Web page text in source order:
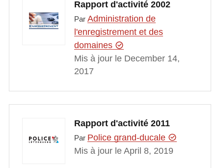
Rapport d'activité 2002
Par Administration de
l'enregistrement et des
domaines
Mis à jour le December 14,
2017
Rapport d'activité 2011
Par Police grand-ducale
Mis à jour le April 8, 2019